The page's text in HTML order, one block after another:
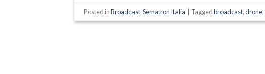
Posted inBroadcast,Sematron Italia Taggedbroadcast,drone,